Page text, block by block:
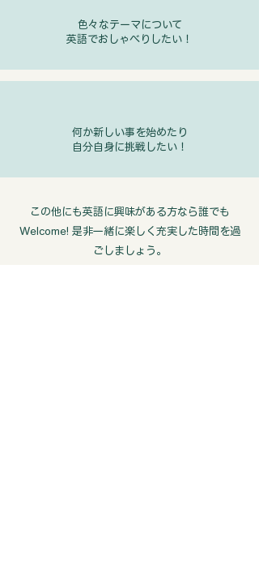
​色々なテーマについて
英語でおしゃべりしたい！
何か新しい事を始めたり
自分自身に挑戦したい！
​この他にも英語に興味がある方なら誰でも
Welcome! 是非一緒に楽しく充実した時間を過
ごしましょう。